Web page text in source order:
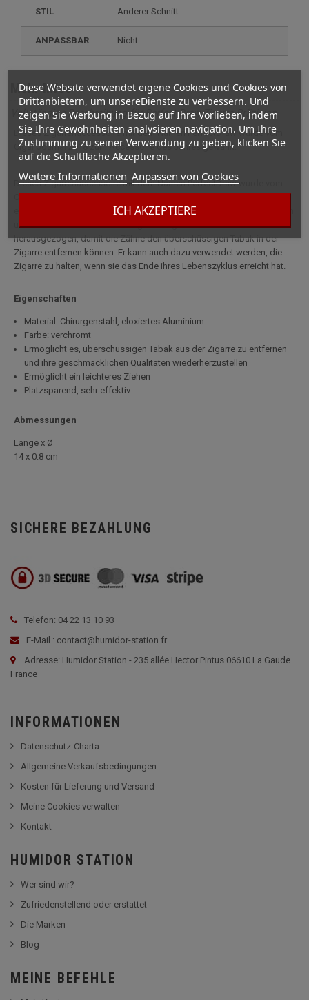
Diese Website verwendet eigene Cookies und Cookies von
Drittanbietern, um unsereDienste zu verbessern. Und
zeigen Sie Werbung in Bezug auf Ihre Vorlieben, indem
Sie Ihre Gewohnheiten analysieren navigation. Um Ihre
Zustimmung zu seiner Verwendung zu geben, klicken Sie
auf die Schaltfläche Akzeptieren.
Weitere Informationen Anpassen von Cookies
ICH AKZEPTIERE
STIL anderer Schnitt
ANPASSBAR nicht
Mehr Infos
Vollständige Beschreibung für Perfect Draw Zigarre Präzision
Dieses Zigarrenaccessoire mit dem Namen PerfectDraw wurde vom
Cigar Journal 2018 zum Accessoire des Jahres gewählt.
Dieses Zigarrenaccessoire mit dem Namen PerfectDraw wurde vom
einem Stahlstab mit kleinen Zähnen wie bei Harpunen und wird einfach
unter Drehen in das Ende der Zigarre eingeführt und wieder
herausgezogen, damit die Zähne den überschüssigen Tabak in der
Zigarre entfernen können. Er kann auch dazu verwendet werden, die
Zigarre zu halten, wenn sie das Ende ihres Lebenszyklus erreicht hat.
Eigenschaften
Material: Chirurgenstahl, eloxiertes Aluminium
Farbe: verchromt
Ermöglicht es, überschüssigen Tabak aus der Zigarre zu entfernen
und ihre geschmacklichen Qualitäten wiederherzustellen
Ermöglicht ein leichteres Ziehen
Platzsparend, sehr effektiv
Abmessungen
Länge x Ø
14 x 0.8 cm
SICHERE BEZAHLUNG
Telefon: 04 22 13 10 93
E-Mail : contact@humidor-station.fr
Adresse: Humidor Station - 235 allée Hector Pintus 06610 La Gaude
France
INFORMATIONEN
Datenschutz-Charta
Allgemeine Verkaufsbedingungen
Kosten für Lieferung und Versand
Meine Cookies verwalten
Kontakt
HUMIDOR STATION
Wer sind wir?
Zufriedenstellend oder erstattet
Die Marken
Blog
MEINE BEFEHLE